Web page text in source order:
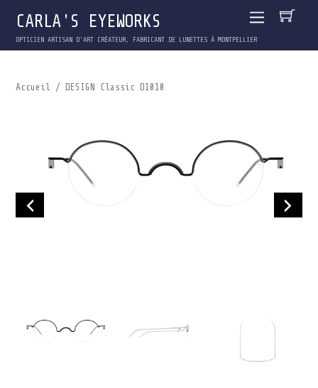
CARLA'S EYEWORKS
OPTICIEN ARTISAN D'ART CRÉATEUR, FABRICANT DE LUNETTES À MONTPELLIER
Accueil / DESIGN Classic D1010